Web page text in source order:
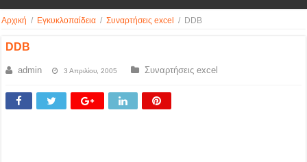
Αρχική / Εγκυκλοπαίδεια / Συναρτήσεις excel / DDB
DDB
admin 3 Απριλίου, 2005 Συναρτήσεις excel